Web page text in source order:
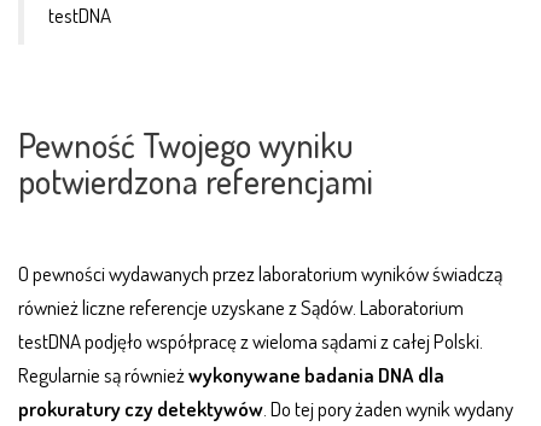
testDNA
Pewność Twojego wyniku
potwierdzona referencjami
O pewności wydawanych przez laboratorium wyników świadczą
również liczne referencje uzyskane z Sądów. Laboratorium
testDNA podjęło współpracę z wieloma sądami z całej Polski.
Regularnie są równieżwykonywane badania DNA dla
prokuratury czy detektywów . Do tej pory żaden wynik wydany